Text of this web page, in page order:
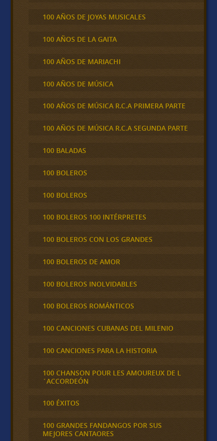
100 AÑOS DE JOYAS MUSICALES
100 AÑOS DE LA GAITA
100 AÑOS DE MARIACHI
100 AÑOS DE MÚSICA
100 AÑOS DE MÚSICA R.C.A PRIMERA PARTE
100 AÑOS DE MÚSICA R.C.A SEGUNDA PARTE
100 BALADAS
100 BOLEROS
100 BOLEROS
100 BOLEROS 100 INTÉRPRETES
100 BOLEROS CON LOS GRANDES
100 BOLEROS DE AMOR
100 BOLEROS INOLVIDABLES
100 BOLEROS ROMÁNTICOS
100 CANCIONES CUBANAS DEL MILENIO
100 CANCIONES PARA LA HISTORIA
100 CHANSON POUR LES AMOUREUX DE L
´ACCORDEÓN
100 ÉXITOS
100 GRANDES FANDANGOS POR SUS
MEJORES CANTAORES